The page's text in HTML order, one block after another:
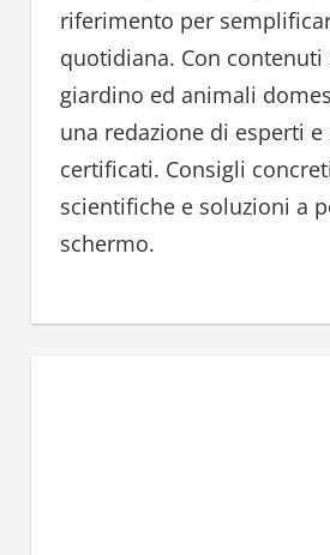
:
riferimento per
quotidiana. Con contenuti
giardino ed animali
una redazione di esperti
certificati. Consigli
scientifiche e soluzioni a
schermo.